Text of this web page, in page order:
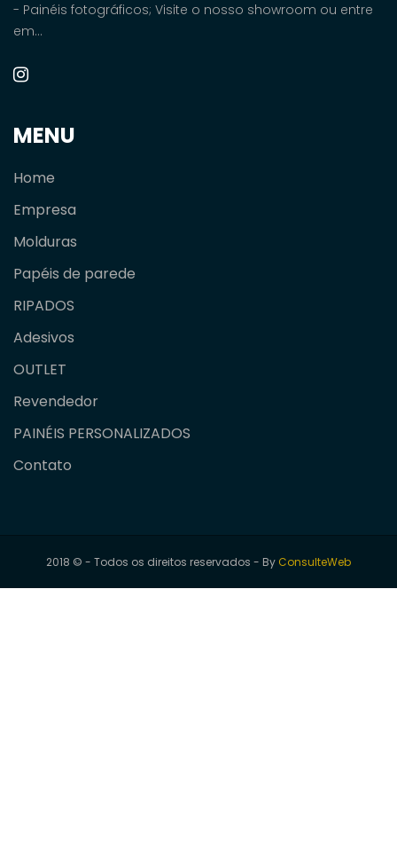
- Painéis fotográficos; Visite o nosso showroom ou entre
em...
MENU
Home
Empresa
Molduras
Papéis de parede
RIPADOS
Adesivos
OUTLET
Revendedor
PAINÉIS PERSONALIZADOS
Contato
2018 © - Todos os direitos reservados - By ConsulteWeb